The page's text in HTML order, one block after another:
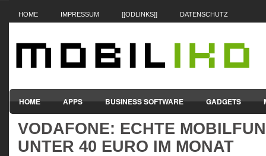
HOME IMPRESSUM [[ODLINKS]] DATENSCHUTZ
HOME APPS BUSINESS SOFTWARE GADGETS
SMARTPHONES & HANDYS TABLET-PCS VERTRÄGE &
VODAFONE: ECHTE
UNTER 40 EURO IM MONAT